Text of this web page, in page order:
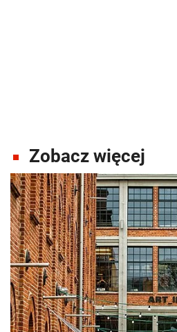
Zobacz więcej